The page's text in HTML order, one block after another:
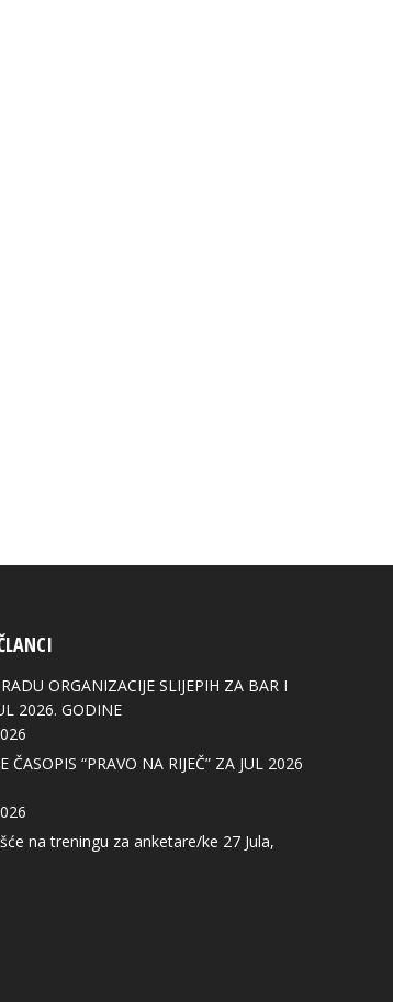
RADU ORGANIZACIJE SLIJEPIH ZA BAR I
2026. GODINE
ČASOPIS “PRAVO NA RIJEČ” ZA JUL 2026
na treningu za anketare/ke 27 Jula,